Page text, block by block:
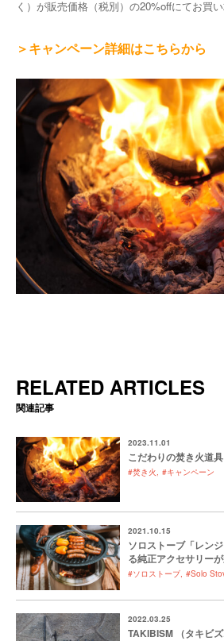
く）が販売価格（税別）の20%offにてお買い
＞キャンペーン詳細はこちらから
RELATED ARTICLES
関連記事
2023.11.01
こだわりの焚き火道
#焚き火 #キャンペーン
2021.10.15
ソロストーブ「レン
る純正アクセサリー
#ソロストーブ #Solo
2022.03.25
TAKIBISM （タキビ